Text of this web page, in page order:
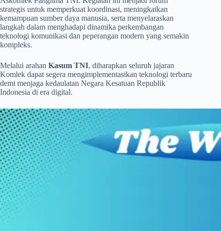
strategis untuk memperkuat koordinasi, meningkatkan
kemampuan sumber daya manusia, serta menyelaraskan
langkah dalam menghadapi dinamika perkembangan
teknologi komunikasi dan peperangan modern yang semakin
kompleks.
​Melalui arahan Kasum TNI, diharapkan seluruh jajaran
Komlek dapat segera mengimplementasikan teknologi terbaru
demi menjaga kedaulatan Negara Kesatuan Republik
Indonesia di era digital.